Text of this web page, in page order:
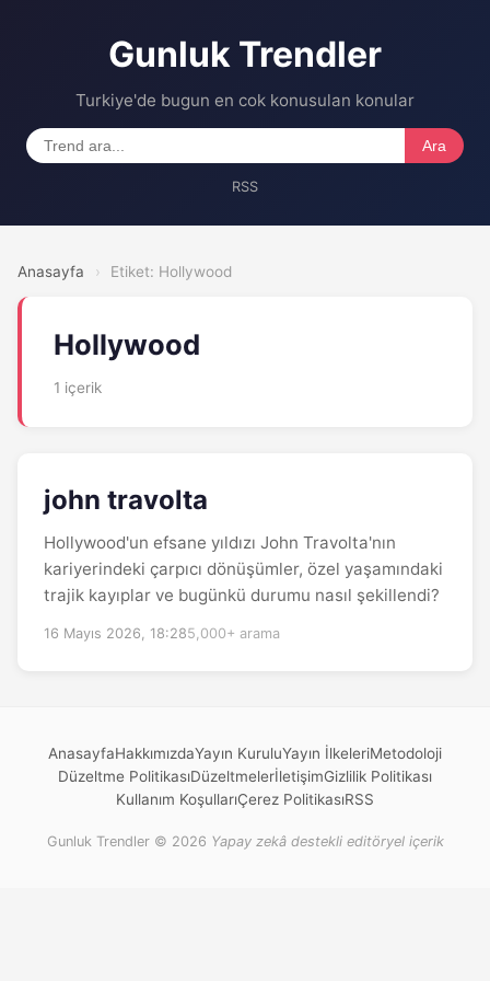
Gunluk Trendler
Turkiye'de bugun en cok konusulan konular
Ara
RSS
Anasayfa › Etiket: Hollywood
Hollywood
1 içerik
john travolta
Hollywood'un efsane yıldızı John Travolta'nın
kariyerindeki çarpıcı dönüşümler, özel yaşamındaki
trajik kayıplar ve bugünkü durumu nasıl şekillendi?
16 Mayıs 2026, 18:285,000+ arama
AnasayfaHakkımızdaYayın KuruluYayın İlkeleriMetodoloji
Düzeltme PolitikasıDüzeltmelerİletişimGizlilik Politikası
Kullanım KoşullarıÇerez PolitikasıRSS
Gunluk Trendler © 2026 Yapay zekâ destekli editöryel içerik